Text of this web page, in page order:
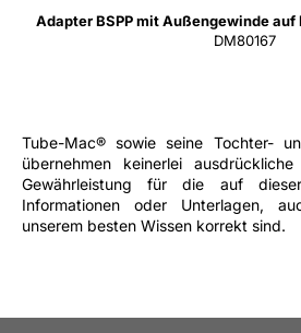
Adapter BSPP mit Außengewinde
DM80167
Tube-Mac® sowie seine Tochter-
übernehmen keinerlei
Gewährleistung für die auf
Informationen oder Unterlagen,
unserem besten Wissen korrekt sind.